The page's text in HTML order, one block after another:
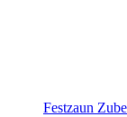
Festzaun